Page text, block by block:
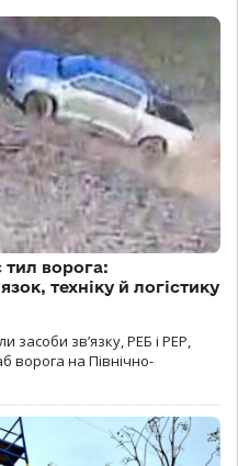
ворога:
техніку й логістику
засоби зв’язку, РЕБ і РЕР,
ворога на Північно-